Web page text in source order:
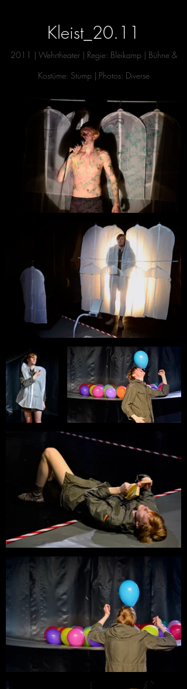
Kleist_20.11
2011 | Wehrtheater | Regie: Bleikamp | Bühne &
Kostüme: Stump | Photos: Diverse